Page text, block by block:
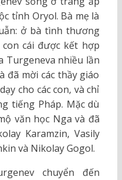
tỉnh Oryol. Bà mẹ là
ở bà tình thương
cái được kết hợp
Turgeneva nhiều lần
đã mời các thầy giáo
cho các con, và chỉ
tiếng Pháp. Mặc dù
văn học Nga và đã
Karamzin, Vasily
và Nikolay Gogol.
chuyển đến